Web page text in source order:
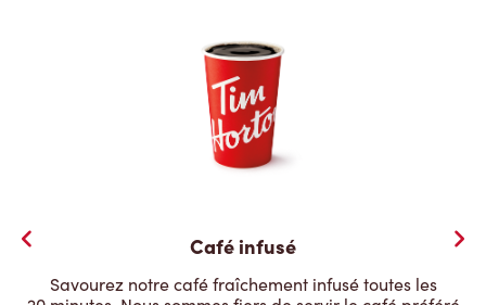
Café infusé
Savourez notre café fraîchement infusé toutes les